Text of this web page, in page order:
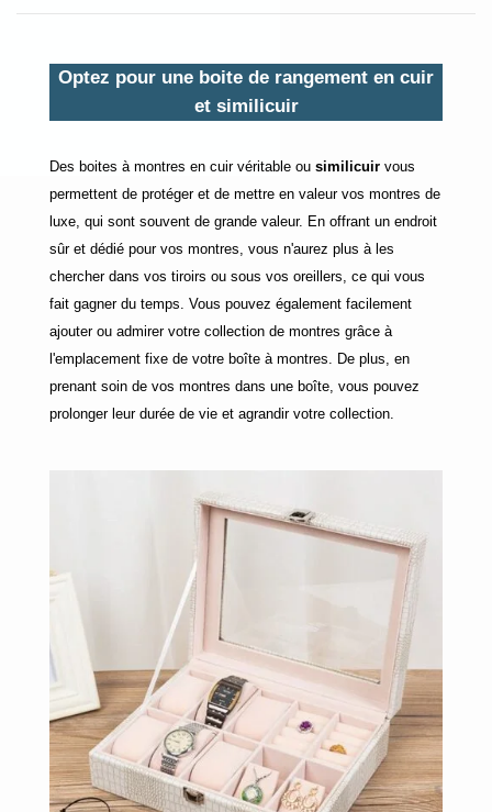
Optez pour une boite de rangement en cuir
et similicuir
Des boites à montres en cuir véritable ou similicuirvous
permettent de protéger et de mettre en valeur vos montres de
luxe, qui sont souvent de grande valeur. En offrant un endroit
sûr et dédié pour vos montres, vous n'aurez plus à les
chercher dans vos tiroirs ou sous vos oreillers, ce qui vous
fait gagner du temps. Vous pouvez également facilement
ajouter ou admirer votre collection de montres grâce à
l'emplacement fixe de votre boîte à montres. De plus, en
prenant soin de vos montres dans une boîte, vous pouvez
prolonger leur durée de vie et agrandir votre collection.